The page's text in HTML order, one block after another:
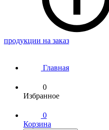
продукции на заказ
Главная
0
Избранное
0
Корзина